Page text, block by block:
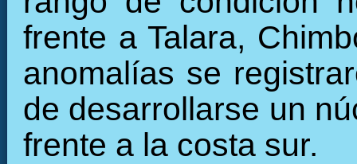
frente a Talara,
anomalías se
de desarrollarse un
frente a la costa sur.